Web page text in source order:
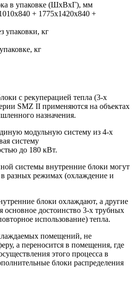
в упаковке (ШхВхГ), мм
+ 1775x1420x840 +
упаковки, кг
кг
с рекуперацией тепла (3-х
SMZ II применяются на объектах
назначения.
модульную систему из 4-х
систему
до 180 кВт.
системы внутренние блоки могут
разных режимах (охлаждение и
блоки охлаждают, а другие
основное достоинство 3-х трубных
использование) тепла.
помещений, не
а переносится в помещения, где
этого процесса в
блоки распределения